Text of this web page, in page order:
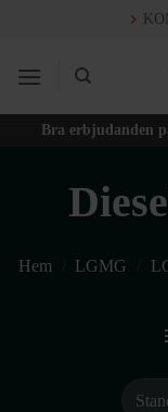
content
Bra erbjudanden
Hem LGMG